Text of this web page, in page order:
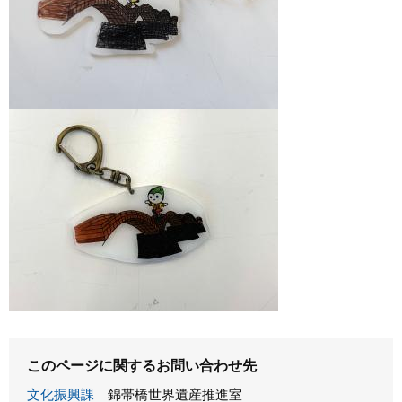
このページに関するお問い合わせ先
文化振興課 錦帯橋世界遺産推進室